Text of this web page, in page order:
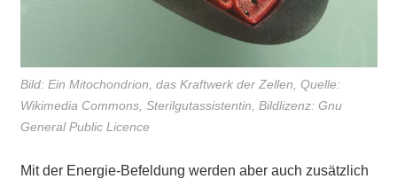
Bild: Ein Mitochondrion, das Kraftwerk der Zellen, Quelle:
Wikimedia Commons, Sterilgutassistentin, Bildlizenz: Gnu
General Public Licence
Mit der Energie-Befeldung werden aber auch zusätzlich